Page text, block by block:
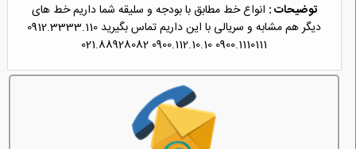
توضیحات : انواع خط مطابق با بودجه و سلیقه شما داریم خط های
دیگر هم مشابه و سریالی با این داریم تماس بگیرید 0912.3333.110
0900.1110111 0900.112.10.10 021.88928082